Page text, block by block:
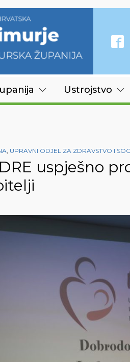
Ustrojstvo
, UPRAVNI ODJEL ZA ZDRAVSTVO I
uspješno